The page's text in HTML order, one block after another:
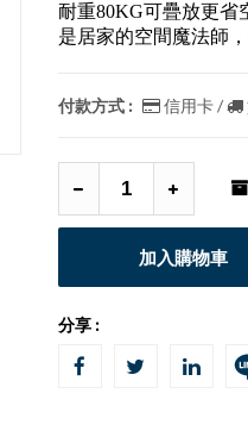
耐重80KG可疊放更省
是居家的空間魔法師
付款方式 : 信用卡 /
加入購物車
分享 :